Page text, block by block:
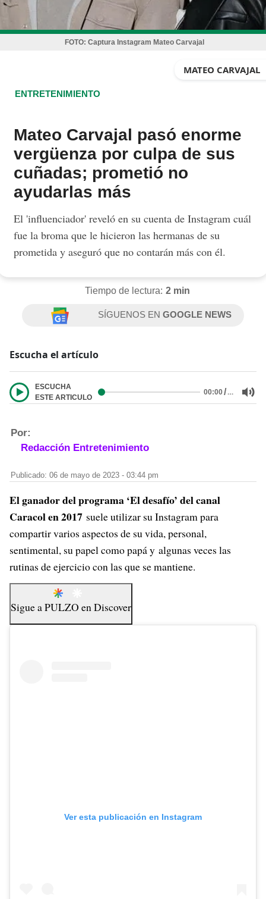
FOTO: Captura Instagram Mateo Carvajal
MATEO CARVAJAL
ENTRETENIMIENTO
Mateo Carvajal pasó enorme
vergüenza por culpa de sus
cuñadas; prometió no
ayudarlas más
El 'influenciador' reveló en su cuenta de Instagram cuál
fue la broma que le hicieron las hermanas de su
prometida y aseguró que no contarán más con él.
Tiempo de lectura: 2 min
SÍGUENOS ENGOOGLE NEWS
Escucha el artículo
ESCUCHA
ESTE ARTICULO
00:00/…
Por:
Redacción Entretenimiento
Publicado: 06 de mayo de 2023 - 03:44 pm
El ganador del programa ‘El desafío’ del canal
Caracol en 2017 suele utilizar su Instagram para
compartir varios aspectos de su vida, personal,
sentimental, su papel como papá y algunas veces las
rutinas de ejercicio con las que se mantiene.
Sigue aPULZO enDiscover
Ver esta publicación en Instagram